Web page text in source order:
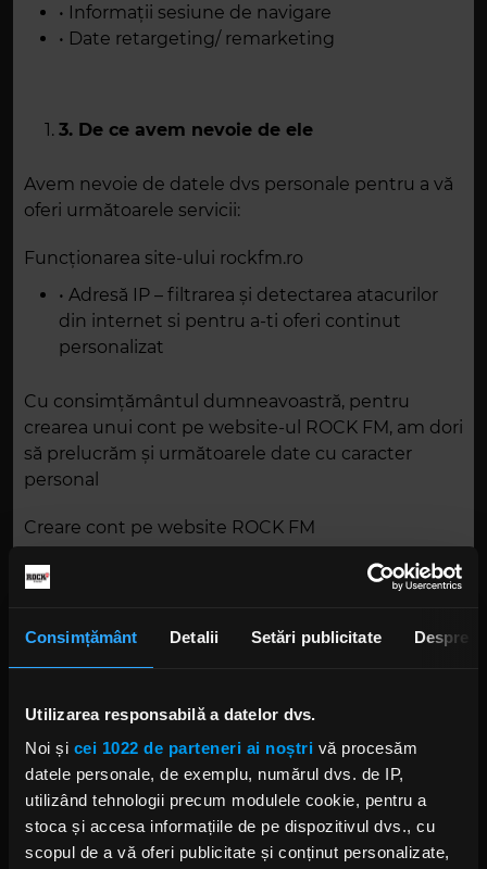
Consimțământ Detalii Setări publicitate Despre
Utilizarea responsabilă a datelor dvs.
Noi și cei 1022 de parteneri ai noștri vă procesăm
datele personale, de exemplu, numărul dvs. de IP,
utilizând tehnologii precum modulele cookie, pentru a
stoca și accesa informațiile de pe dispozitivul dvs., cu
scopul de a vă oferi publicitate și conținut personalizate,
• Informații sesiune de navigare
• Date retargeting/ remarketing
3. De ce avem nevoie de ele
Avem nevoie de datele dvs personale pentru a vă
oferi următoarele servicii:
Funcționarea site-ului rockfm.ro
• Adresă IP – filtrarea și detectarea atacurilor
din internet si pentru a-ti oferi continut
personalizat
Cu consimțământul dumneavoastră, pentru
crearea unui cont pe website-ul ROCK FM, am dori
să prelucrăm și următoarele date cu caracter
personal
Creare cont pe website ROCK FM
• Nume și prenume – avem nevoie de aceste
informații pentru a va identifica in cadrul
• E-mail – avem nevoie de acesta pentru a-ti
putea crea contul si pentru a-ti oferi
contului in cazul uitarii acesteia,
• Domiciliul sau adresa la care locuiesti –
pentru a-ti putea transmite eventualele
premii castigate,
• Data nasterii - pentru a stabili eligibilitatea in
raport cu campaniile organizate de ROCK FM